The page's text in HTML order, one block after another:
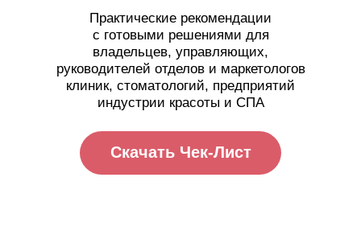
Практические рекомендации
с готовыми решениями для
владельцев, управляющих,
руководителей отделов и маркетологов
клиник, стоматологий, предприятий
индустрии красоты и СПА
Скачать Чек-Лист